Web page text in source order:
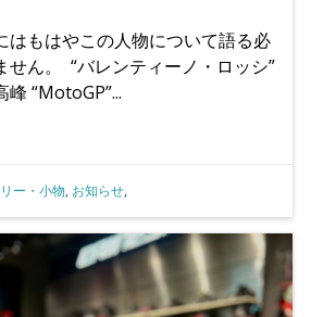
はもはやこの人物について語る必
ん。
“バレンティーノ・ロッシ”
“MotoGP”...
ー・小物, お知らせ,